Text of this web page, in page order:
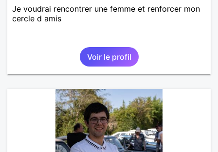
Je voudrai rencontrer une femme et renforcer mon
cercle d amis
Voir le profil